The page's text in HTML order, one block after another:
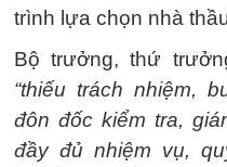
trình lựa chọn nhà
Bộ trưởng, thứ
“thiếu trách nhiệm,
đôn đốc kiểm tra,
đầy đủ nhiệm vụ,